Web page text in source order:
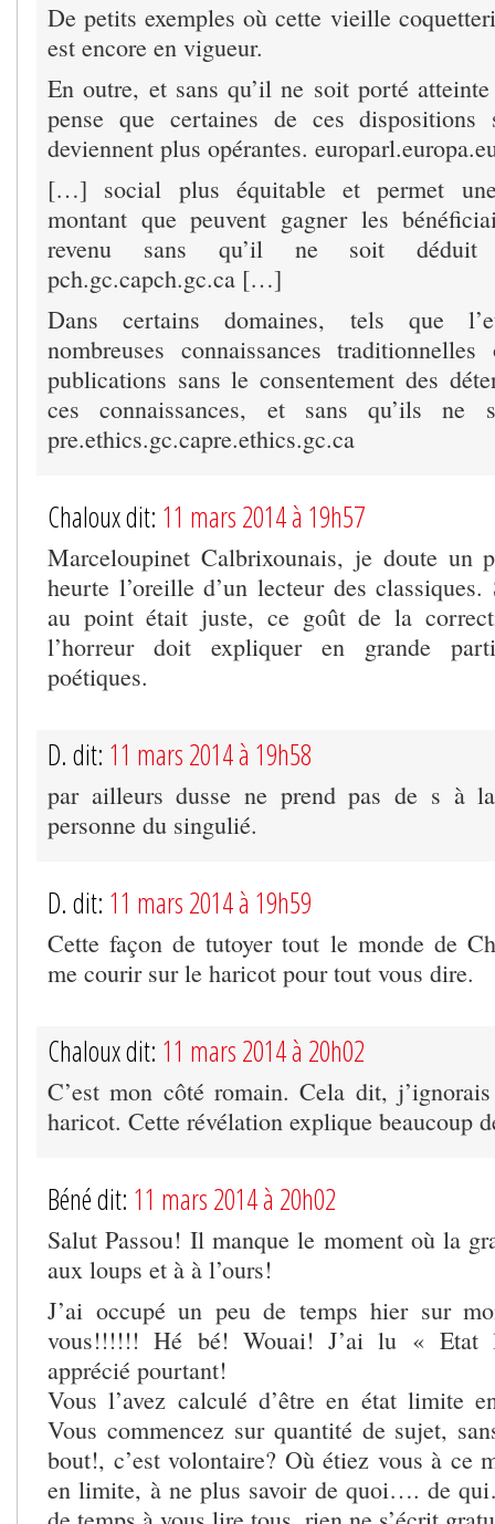
De petits exemples où cette vieille
est encore en vigueur.
En outre, et sans qu’il ne soit porté
pense que certaines de ces dispositions
deviennent plus opérantes.
[…] social plus équitable et permet
montant que peuvent gagner les
revenu sans qu’il ne soit déduit
pch.gc.capch.gc.ca […]
Dans certains domaines, tels que
nombreuses connaissances
publications sans le consentement des
ces connaissances, et sans qu’ils ne
pre.ethics.gc.capre.ethics.gc.ca
Chaloux dit: 11 mars 2014 à 19h57
Marceloupinet Calbrixounais, je doute un
heurte l’oreille d’un lecteur des
au point était juste, ce goût de la
l’horreur doit expliquer en grande
poétiques.
D. dit: 11 mars 2014 à 19h58
par ailleurs dusse ne prend pas de s à
personne du singulié.
D. dit: 11 mars 2014 à 19h59
Cette façon de tutoyer tout le monde de
me courir sur le haricot pour tout vous dire.
Chaloux dit: 11 mars 2014 à 20h02
C’est mon côté romain. Cela dit,
haricot. Cette révélation explique beaucoup
Béné dit: 11 mars 2014 à 20h02
Salut Passou! Il manque le moment où la
aux loups et à à l’ours!
J’ai occupé un peu de temps hier sur
vous!!!!!! Hé bé! Wouai! J’ai lu « Etat
apprécié pourtant!
Vous l’avez calculé d’être en état limite
Vous commencez sur quantité de sujet,
bout!, c’est volontaire? Où étiez vous à ce
en limite, à ne plus savoir de quoi…. de